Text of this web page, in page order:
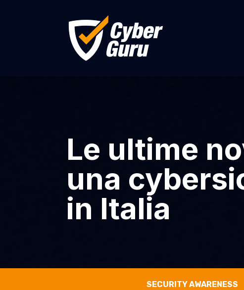
Le ultime
una
in Italia
SECURITY AWARENESS